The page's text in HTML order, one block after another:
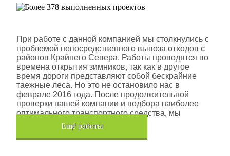
При работе с данной компанией мы столкнулись с
проблемой непосредственного вывоза отходов с
районов Крайнего Севера. Работы проводятся во
времена открытия зимников, так как в другое
время дороги представляют собой бескрайние
таежные леса. Но это не остановило нас в
феврале 2016 года. После продолжительной
проверки нашей компании и подбора наиболее
оптимального транспортного средства, мы
помогли данной компании.
Eщё работы